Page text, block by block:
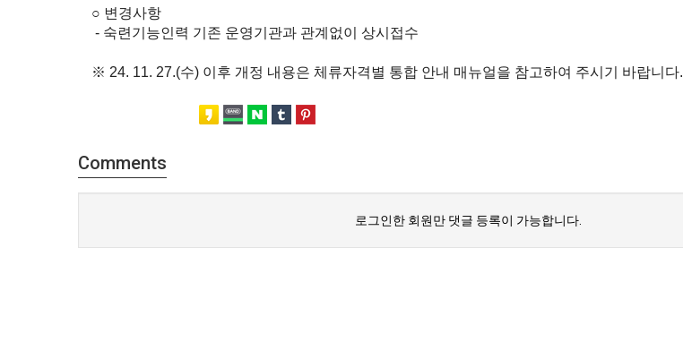
○ 변경사항
- 숙련기능인력 기존 운영기관과 관계없이 상시접수
※ 24. 11. 27.(수) 이후 개정 내용은 체류자격별 통합 안내 매뉴얼을 참고하여 주시기 바랍니다.
Comments
로그인한 회원만 댓글 등록이 가능합니다.